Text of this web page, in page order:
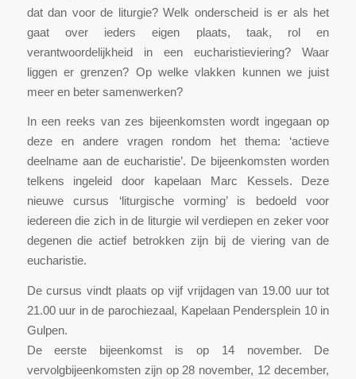
dat dan voor de liturgie? Welk onderscheid is er als het
gaat over ieders eigen plaats, taak, rol en
verantwoordelijkheid in een eucharistieviering? Waar
liggen er grenzen? Op welke vlakken kunnen we juist
meer en beter samenwerken?
In een reeks van zes bijeenkomsten wordt ingegaan op
deze en andere vragen rondom het thema: ‘actieve
deelname aan de eucharistie’. De bijeenkomsten worden
telkens ingeleid door kapelaan Marc Kessels. Deze
nieuwe cursus ‘liturgische vorming’ is bedoeld voor
iedereen die zich in de liturgie wil verdiepen en zeker voor
degenen die actief betrokken zijn bij de viering van de
eucharistie.
De cursus vindt plaats op vijf vrijdagen van 19.00 uur tot
21.00 uur in de parochiezaal, Kapelaan Pendersplein 10 in
Gulpen.
De eerste bijeenkomst is op 14 november. De
vervolgbijeenkomsten zijn op 28 november, 12 december,